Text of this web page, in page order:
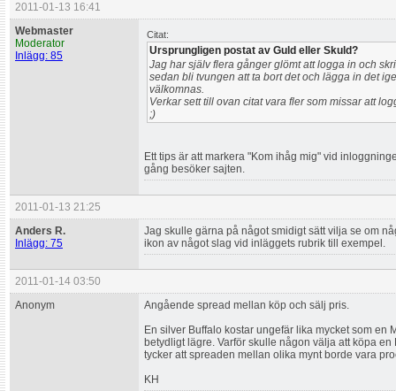
2011-01-13 16:41
Webmaster
Moderator
Inlägg: 85
Citat:
Ursprungligen postat av Guld eller Skuld?
Jag har själv flera gånger glömt att logga in och
sedan bli tvungen att ta bort det och lägga in det
välkomnas.
Verkar sett till ovan citat vara fler som missar att
;)
Ett tips är att markera "Kom ihåg mig" vid
gång besöker sajten.
2011-01-13 21:25
Anders R.
Inlägg: 75
Jag skulle gärna på något smidigt sätt vilja se om
ikon av något slag vid inläggets rubrik till exempel.
2011-01-14 03:50
Anonym
Angående spread mellan köp och sälj pris.
En silver Buffalo kostar ungefär lika mycket som en
betydligt lägre. Varför skulle någon välja att köpa
tycker att spreaden mellan olika mynt borde vara
KH